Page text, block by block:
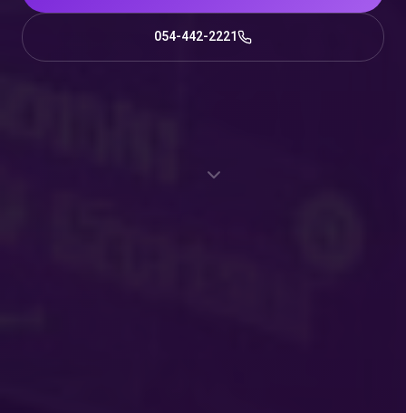
054-442-2221